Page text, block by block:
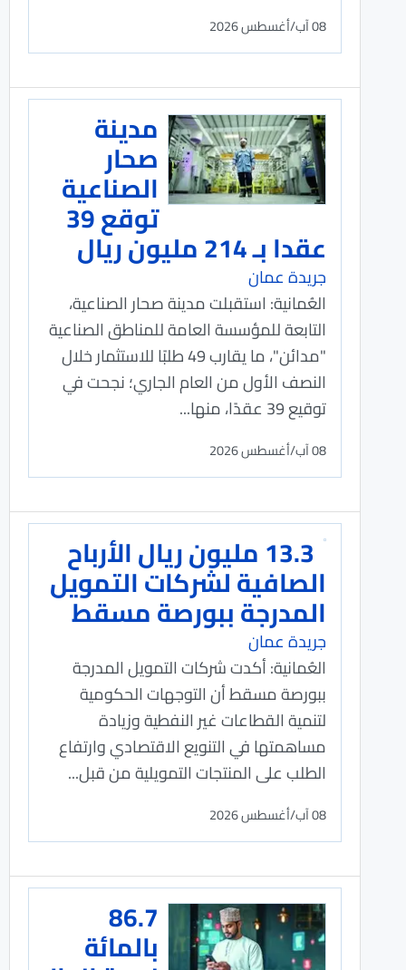
08 آب/أغسطس 2026
مدينة
صحار
الصناعية
توقع 39
عقدا بـ 214 مليون ريال
جريدة عمان
العُمانية: استقبلت مدينة صحار الصناعية،
التابعة للمؤسسة العامة للمناطق الصناعية
"مدائن"، ما يقارب 49 طلبًا للاستثمار خلال
النصف الأول من العام الجاري؛ نجحت في
توقيع 39 عقدًا، منها...
08 آب/أغسطس 2026
13.3 مليون ريال الأرباح
الصافية لشركات التمويل
المدرجة ببورصة مسقط
جريدة عمان
العُمانية: أكدت شركات التمويل المدرجة
ببورصة مسقط أن التوجهات الحكومية
لتنمية القطاعات غير النفطية وزيادة
مساهمتها في التنويع الاقتصادي وارتفاع
الطلب على المنتجات التمويلية من قبل...
08 آب/أغسطس 2026
86.7
بالمائة